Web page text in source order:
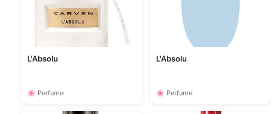
L'Absolu
🌸 Perfume
L'Absolu
🌸 Perfume